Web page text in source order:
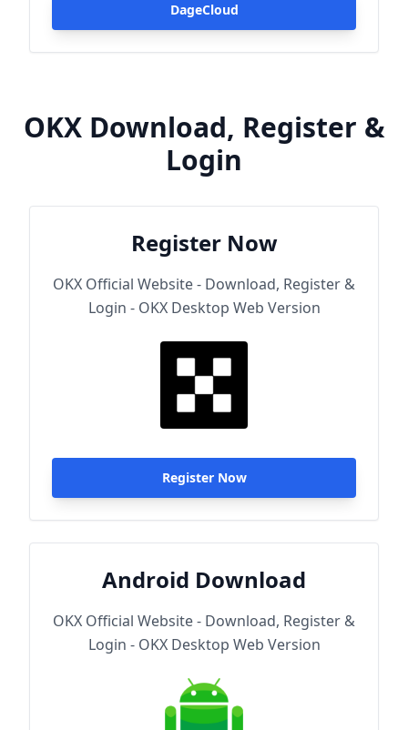
DageCloud
OKX Download, Register &
Login
Register Now
OKX Official Website - Download, Register &
Login - OKX Desktop Web Version
Register Now
Android Download
OKX Official Website - Download, Register &
Login - OKX Desktop Web Version